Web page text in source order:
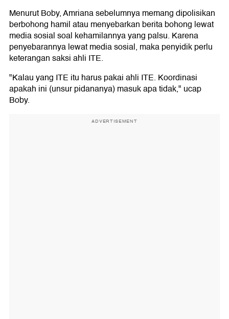
Menurut Boby, Amriana sebelumnya memang dipolisikan
berbohong hamil atau menyebarkan berita bohong lewat
media sosial soal kehamilannya yang palsu. Karena
penyebarannya lewat media sosial, maka penyidik perlu
keterangan saksi ahli ITE.
"Kalau yang ITE itu harus pakai ahli ITE. Koordinasi
apakah ini (unsur pidananya) masuk apa tidak," ucap
Boby.
ADVERTISEMENT